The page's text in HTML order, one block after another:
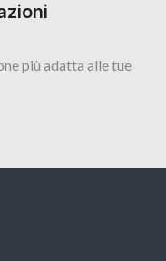
più adatta alle tue